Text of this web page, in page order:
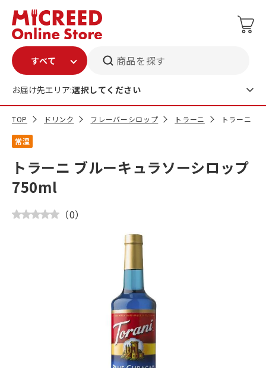
商品を探す
お届け先エリア:選択してください
TOP ドリンク フレーバーシロップ トラーニ トラーニ ブ
常温
トラーニ ブルーキュラソーシロップ
750ml
（0）